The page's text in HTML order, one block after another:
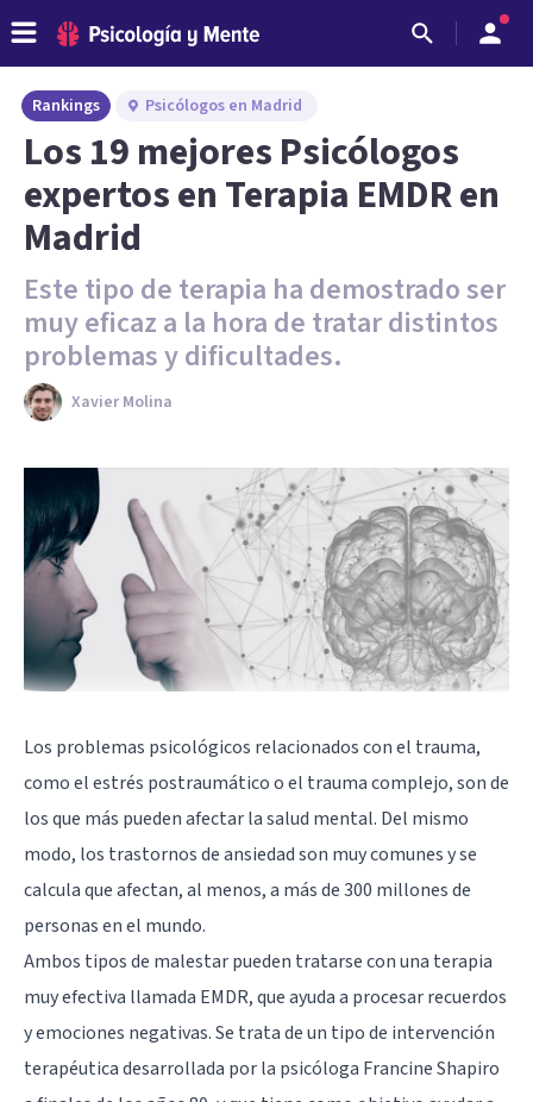
Rankings Psicólogos en Madrid
Los 19 mejores Psicólogos
expertos en Terapia EMDR en
Madrid
Este tipo de terapia ha demostrado ser
muy eficaz a la hora de tratar distintos
problemas y dificultades.
Xavier Molina
Los problemas psicológicos relacionados con el trauma,
como el estrés postraumático o el trauma complejo, son de
los que más pueden afectar la salud mental. Del mismo
modo, los trastornos de ansiedad son muy comunes y se
calcula que afectan, al menos, a más de 300 millones de
personas en el mundo.
Ambos tipos de malestar pueden tratarse con una terapia
muy efectiva llamada EMDR, que ayuda a procesar recuerdos
y emociones negativas. Se trata de un tipo de intervención
terapéutica desarrollada por la psicóloga Francine Shapiro